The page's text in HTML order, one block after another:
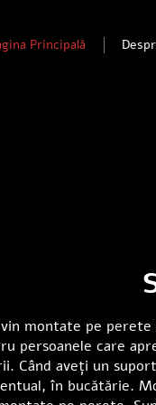
Principală
montate pe
persoanele care
Când aveți un
în bucătărie.